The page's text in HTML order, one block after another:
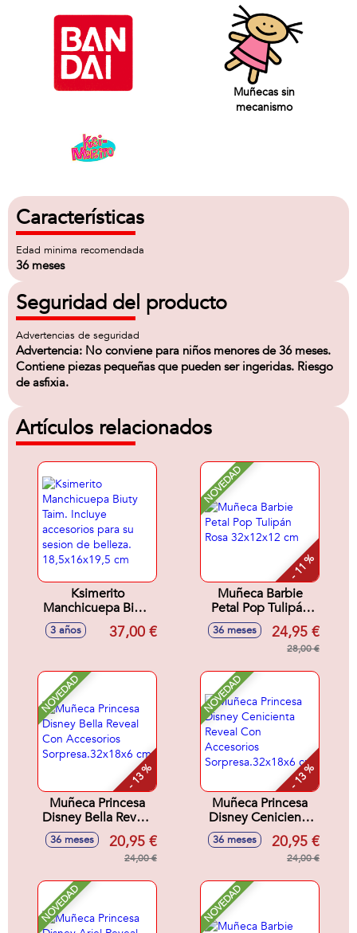
Muñecas sin
mecanismo
Características
Edad minima recomendada
36 meses
Seguridad del producto
Advertencias de seguridad
Advertencia: No conviene para niños menores de 36 meses.
Contiene piezas pequeñas que pueden ser ingeridas. Riesgo
de asfixia.
Artículos relacionados
Ksimerito
Manchicuepa Biuty
Taim. Incluye
accesorios para su
3 años 37,00 €
NOVEDAD
- 11 %
Muñeca Barbie
Petal Pop Tulipán
Rosa 32x12x12 cm
36 meses 24,95 €
28,00 €
NOVEDAD
- 13 %
Muñeca Princesa
Disney Bella Reveal
Con Accesorios
Sorpresa.32x18x6
36 meses 20,95 €
24,00 €
NOVEDAD
- 13 %
Muñeca Princesa
Disney Cenicienta
Reveal Con
Accesorios
Sorpresa.32x18x6
36 meses 20,95 €
24,00 €
NOVEDAD NOVEDAD